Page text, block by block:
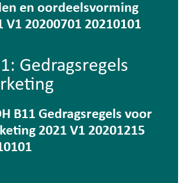
en oordeelsvorming
V1 20200701 20210101
Gedragsregels
B11 Gedragsregels voor
2021 V1 20201215